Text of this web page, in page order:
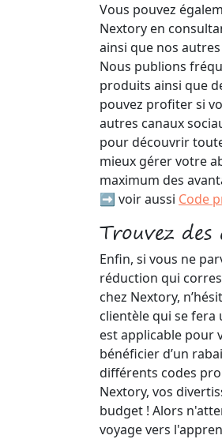
Vous pouvez
Nextory en
ainsi que nos
Nous publions
produits ainsi que
pouvez profiter si
autres canaux
pour découvrir
mieux gérer votre
maximum des
➡️ voir aussi Code
Trouvez
Enfin, si vous ne
réduction qui
chez Nextory,
clientèle qui se
est applicable pour
bénéficier d’un
différents codes
Nextory, vos
budget ! Alors
voyage vers